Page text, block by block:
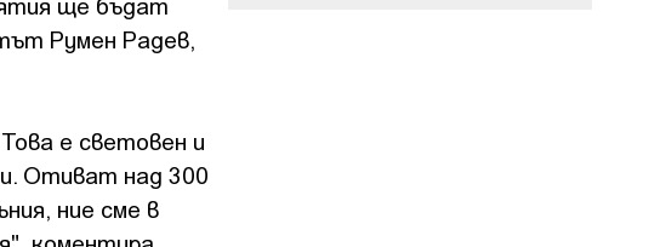
Румен Радев,
е световен и
Отиват над 300
ние сме в